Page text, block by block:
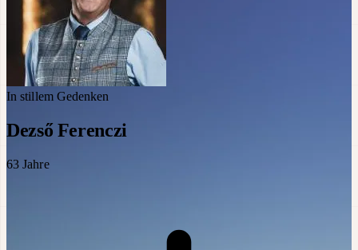
In stillem Gedenken
Dezső Ferenczi
63 Jahre